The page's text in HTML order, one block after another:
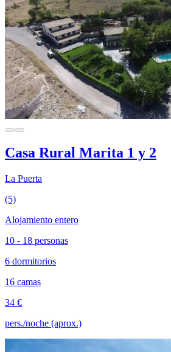
Casa Rural Marita 1 y 2
La Puerta
(5)
Alojamiento entero
10 - 18 personas
6 dormitorios
16 camas
34 €
pers./noche (aprox.)